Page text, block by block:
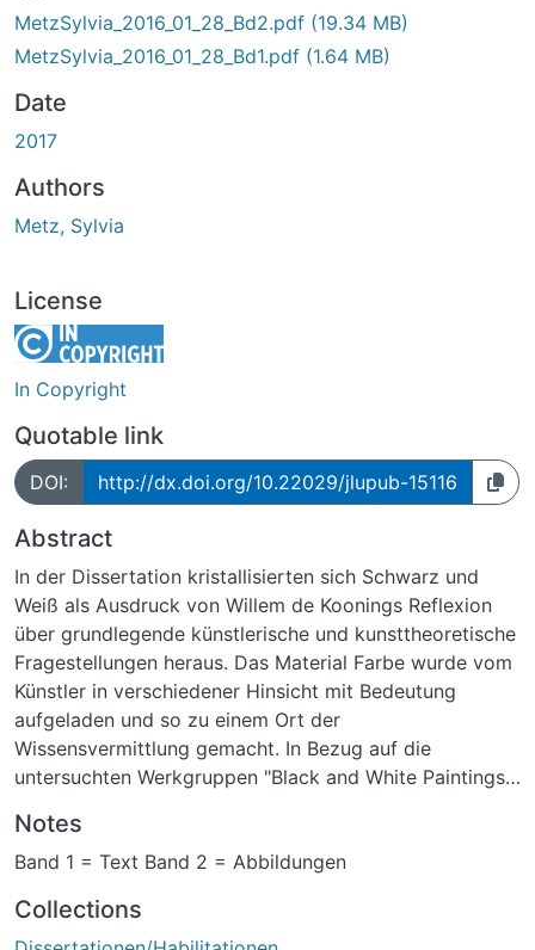
MetzSylvia_2016_01_28_Bd2.pdf (19.34 MB)
MetzSylvia_2016_01_28_Bd1.pdf (1.64 MB)
Date
2017
Authors
Metz, Sylvia
License
In Copyright
Quotable link
DOI: http://dx.doi.org/10.22029/jlupub-15116
Abstract
In der Dissertation kristallisierten sich Schwarz und
Weiß als Ausdruck von Willem de Koonings Reflexion
über grundlegende künstlerische und kunsttheoretische
Fragestellungen heraus. Das Material Farbe wurde vom
Künstler in verschiedener Hinsicht mit Bedeutung
aufgeladen und so zu einem Ort der
Wissensvermittlung gemacht. In Bezug auf die
untersuchten Werkgruppen "Black and White Paintings"
theoretischen und ästhetischen Praxis darauf ab,
künstlerische Aspekte des Abstrakten Expressionismus
grundlegenden Fragestellungen des kunsttheoretischen
Notes
Band 1 = Text Band 2 = Abbildungen
Collections